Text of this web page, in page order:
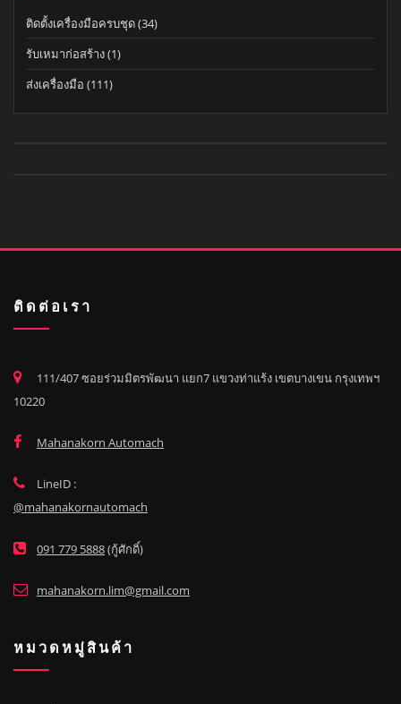
ติดตั้งเครื่องมือครบชุด(34)
รับเหมาก่อสร้าง(1)
ส่งเครื่องมือ (111)
ติดต่อเรา
111/407 ซอยร่วมมิตรพัฒนา แยก7 แขวงท่าแร้ง เขตบางเขน กรุงเทพฯ
10220
Mahanakorn Automach
LineID :
@mahanakornautomach
091 779 5888(กู้ศักดิ์)
mahanakorn.lim@gmail.com
หมวดหมู่สินค้า